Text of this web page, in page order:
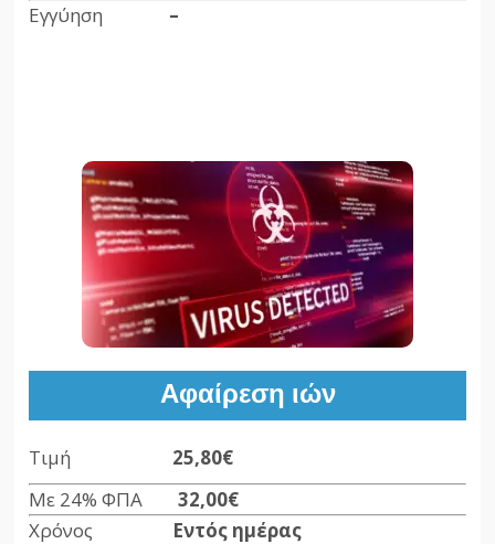
Εγγύηση –
Αφαίρεση ιών
Τιμή 25,80€
Με 24% ΦΠΑ32,00€
Χρόνος Εντός ημέρας